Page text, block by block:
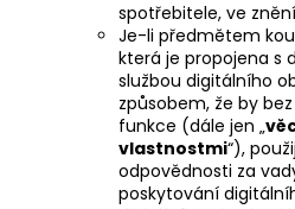
spotřebitele, ve
Je-li předmětem
která je propojena s
službou digitálního
způsobem, že by
funkce (dále jen „
vlastnostmi“),
odpovědnosti za
poskytování